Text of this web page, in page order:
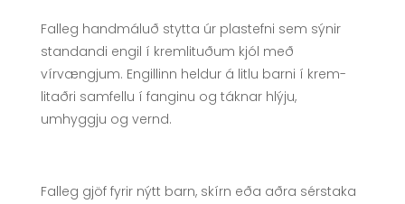
Falleg handmáluð stytta úr plastefni sem sýnir
standandi engil í krem­lituðum kjól með
vírvængjum. Engillinn heldur á litlu barni í krem­
litaðri samfellu í fanginu og táknar hlýju,
umhyggju og vernd.
Falleg gjöf fyrir nýtt barn, skírn eða aðra sérstaka